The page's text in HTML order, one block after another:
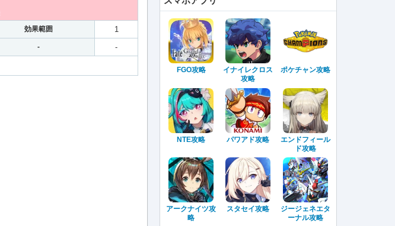
効果範囲 1
- -
FGO攻略
イナイレクロス
攻略
ポケチャン攻略
NTE攻略 パワアド攻略
エンドフィール
ド攻略
アークナイツ攻
略
スタセイ攻略
ジージェネエタ
ーナル攻略